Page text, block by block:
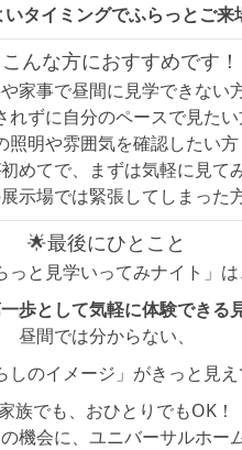
タイミングでふらっとご来
んな方におすすめです！
家事で昼間に見学できない
れずに自分のペースで見た
照明や雰囲気を確認したい方
めてで、まずは気軽に見て
示場では緊張してしまった
🌟最後にひとこと
っと見学いってみナイト」は
歩として気軽に体験できる
昼間では分からない、
しのイメージ」がきっと見え
族でも、おひとりでもOK！
機会に、ユニバーサルホー